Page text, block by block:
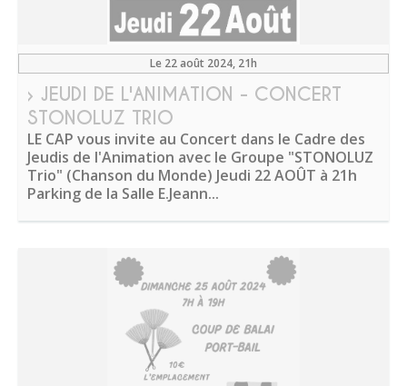
Le 22 août 2024, 21h
› JEUDI DE L'ANIMATION - CONCERT
STONOLUZ TRIO
LE CAP vous invite au Concert dans le Cadre des
Jeudis de l'Animation avec le Groupe "STONOLUZ
Trio" (Chanson du Monde) Jeudi 22 AOÛT à 21h
Parking de la Salle E.Jeann...